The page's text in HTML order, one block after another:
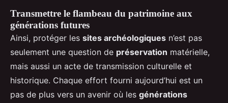
Transmettre le flambeau du patrimoine aux
générations futures
Ainsi, protéger les sites archéologiques n’est pas
seulement une question de préservation matérielle,
mais aussi un acte de transmission culturelle et
historique. Chaque effort fourni aujourd’hui est un
pas de plus vers un avenir où les générations